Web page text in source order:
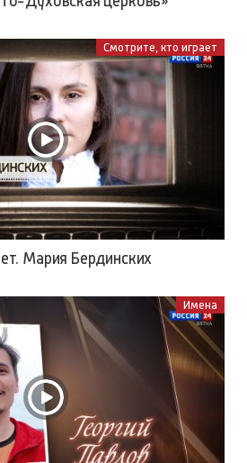
Смотрите, кто играет
Мария Бердинских
Имена